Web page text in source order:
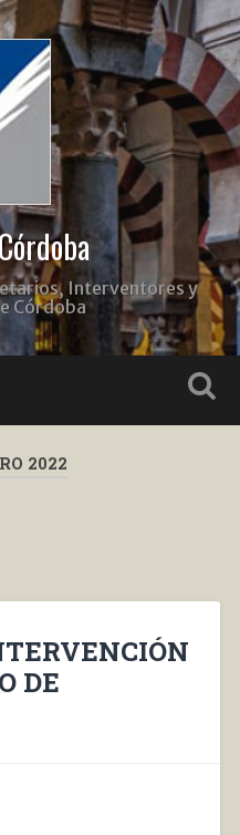
Interventores y
Córdoba
2022
DE